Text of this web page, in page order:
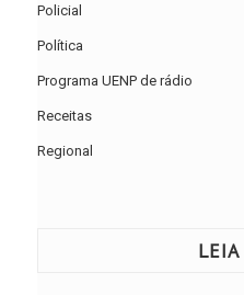
Policial
Política
Programa UENP de rádio
Receitas
Regional